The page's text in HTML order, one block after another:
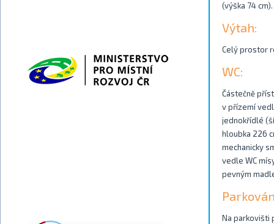
(výška 74 cm).
Výtah:
Celý prostor
WC:
Částečně
v přízemí
jednokřídlé
hloubka 226
mechanicky
vedle WC
pevným
Na parkovišti